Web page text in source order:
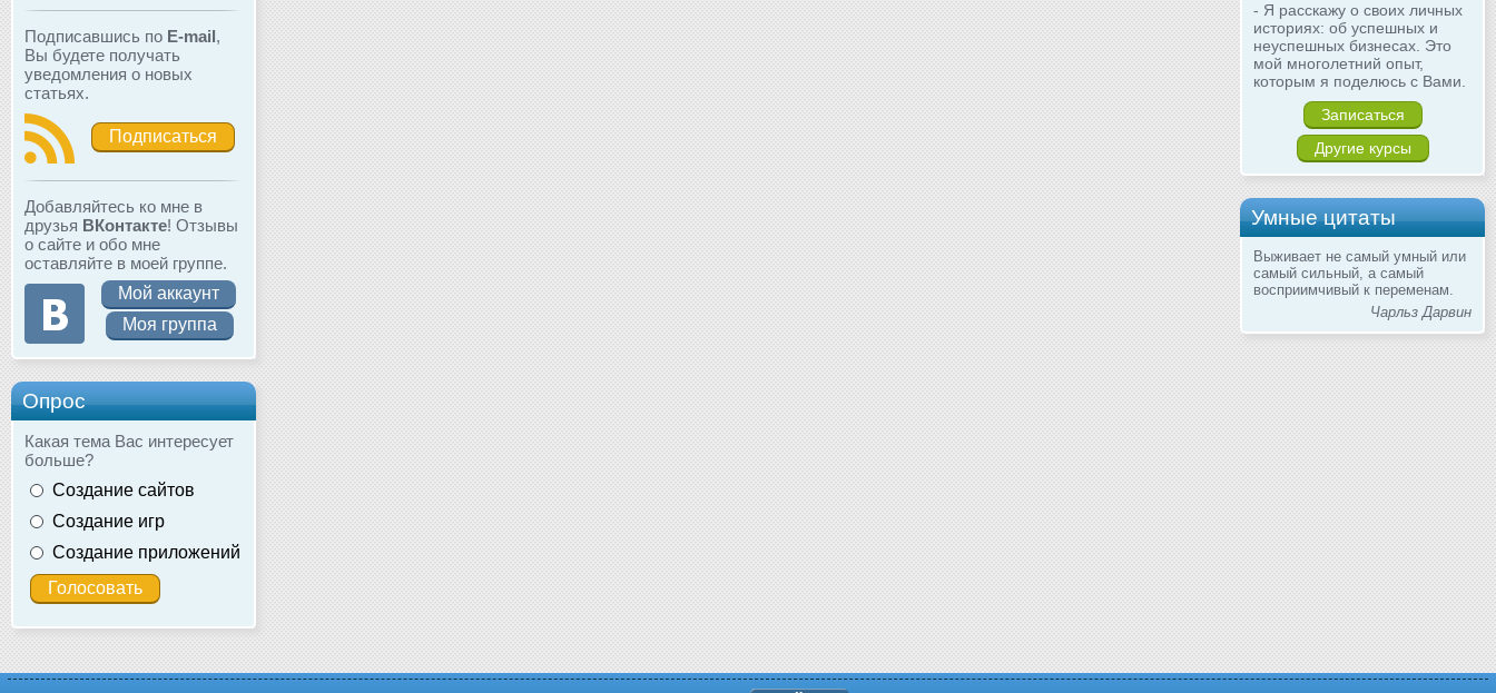
Подписавшись по E-mail,
Вы будете получать
уведомления о новых
статьях.
Подписаться
Добавляйтесь ко мне в
друзья ВКонтакте! Отзывы
о сайте и обо мне
оставляйте в моей группе.
Мой аккаунт
Моя группа
Опрос
Какая тема Вас интересует
больше?
Создание сайтов
Создание игр
Создание приложений
- Я расскажу о своих личных
историях: об успешных и
неуспешных бизнесах. Это
мой многолетний опыт,
которым я поделюсь с Вами.
Записаться
Другие курсы
Умные цитаты
Выживает не самый умный или
самый сильный, а самый
восприимчивый к переменам.
Чарльз Дарвин